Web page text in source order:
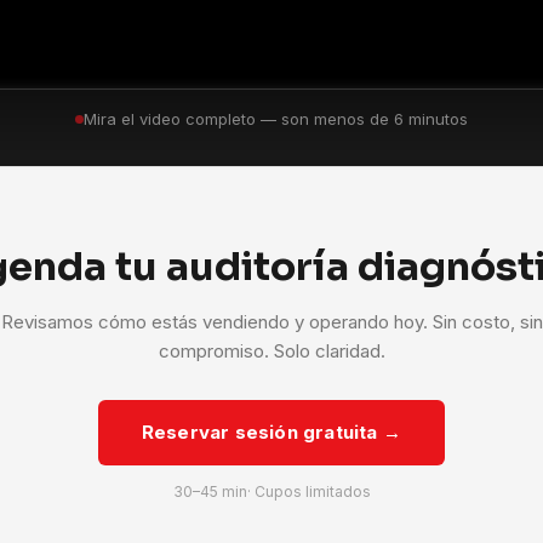
Mira el video completo — son menos de 6 minutos
tu auditoría
Revisamos cómo estás vendiendo y operando hoy. Sin costo, sin
compromiso. Solo claridad.
Reservar sesión gratuita →
30–45 min· Cupos limitados